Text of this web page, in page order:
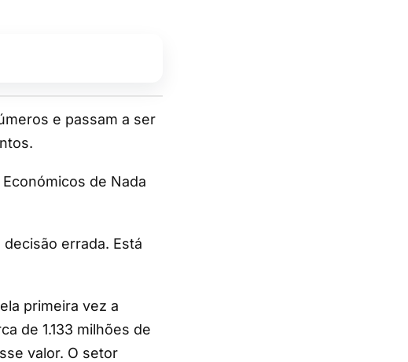
de Nada
errada. Está
primeira vez a
de 1.133 milhões de
valor. O setor